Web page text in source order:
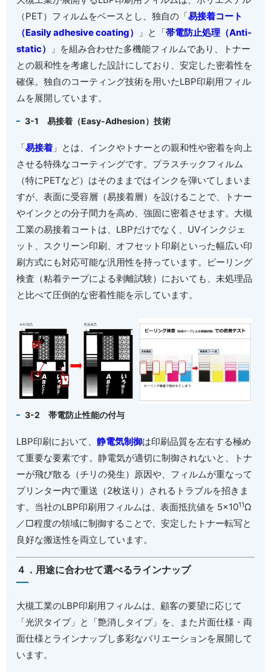
（PET）フィルムをベースとし、独自の「易接着コート
（Easily adhesive coating）
」と「帯電防止処理（Anti-
static）
」を組み合わせた多機能フィルムであり、トナー
との親和性を考慮した設計にしており、安定した密着性を
確保。独自のコーティング技術を用いたLBP印刷用フィル
ムを展開しています。
3-1 易接着（Easy-Adhesion）技術
「易接着 」とは、インクやトナーとの親和性や密着を向上
させる特殊なコーティングです。プラスチックフィルム
（特にPETなど）はそのままではインクを弾いてしまいま
すが、表面に受容層（易接着層）を設けることで、トナー
やインクとの分子間力を高め、強固に密着させます。大槻
工業の易接着コートは、 LBPだけでなく、 UVインクジェ
ット、スクリーン印刷、オフセット印刷といった幅広い印
刷方式にも対応可能な汎用性を持っています。ピーリング
検査（粘着テープによる剥離試験）においても、未処理品
と比べて圧倒的な密着性能を示しています。
3-2 帯電防止性能の付与
LBP印刷において、静電気制御は印刷品質を左右する極め
て重要な要素です。静電気が適切に制御されないと、トナ
ーが飛び散る（チリの発生）原因や、フィルムが重なって
プリンター内で重送（2枚送り）されるトラブルを招きま
す。当社のLBP印刷用フィルムは、表面抵抗値を 5×1011Ω
／□程度の領域に制御することで、安定したトナー転写と
良好な搬送性を両立しています。
４．用途に合わせて選べるラインナップ
大槻工業のLBP印刷用フィルムは、顧客の要望に応じて
「光沢タイプ」と「艶消しタイプ」を、また片面仕様・両
面仕様とラインナップし多彩なバリエーションを展開して
います。